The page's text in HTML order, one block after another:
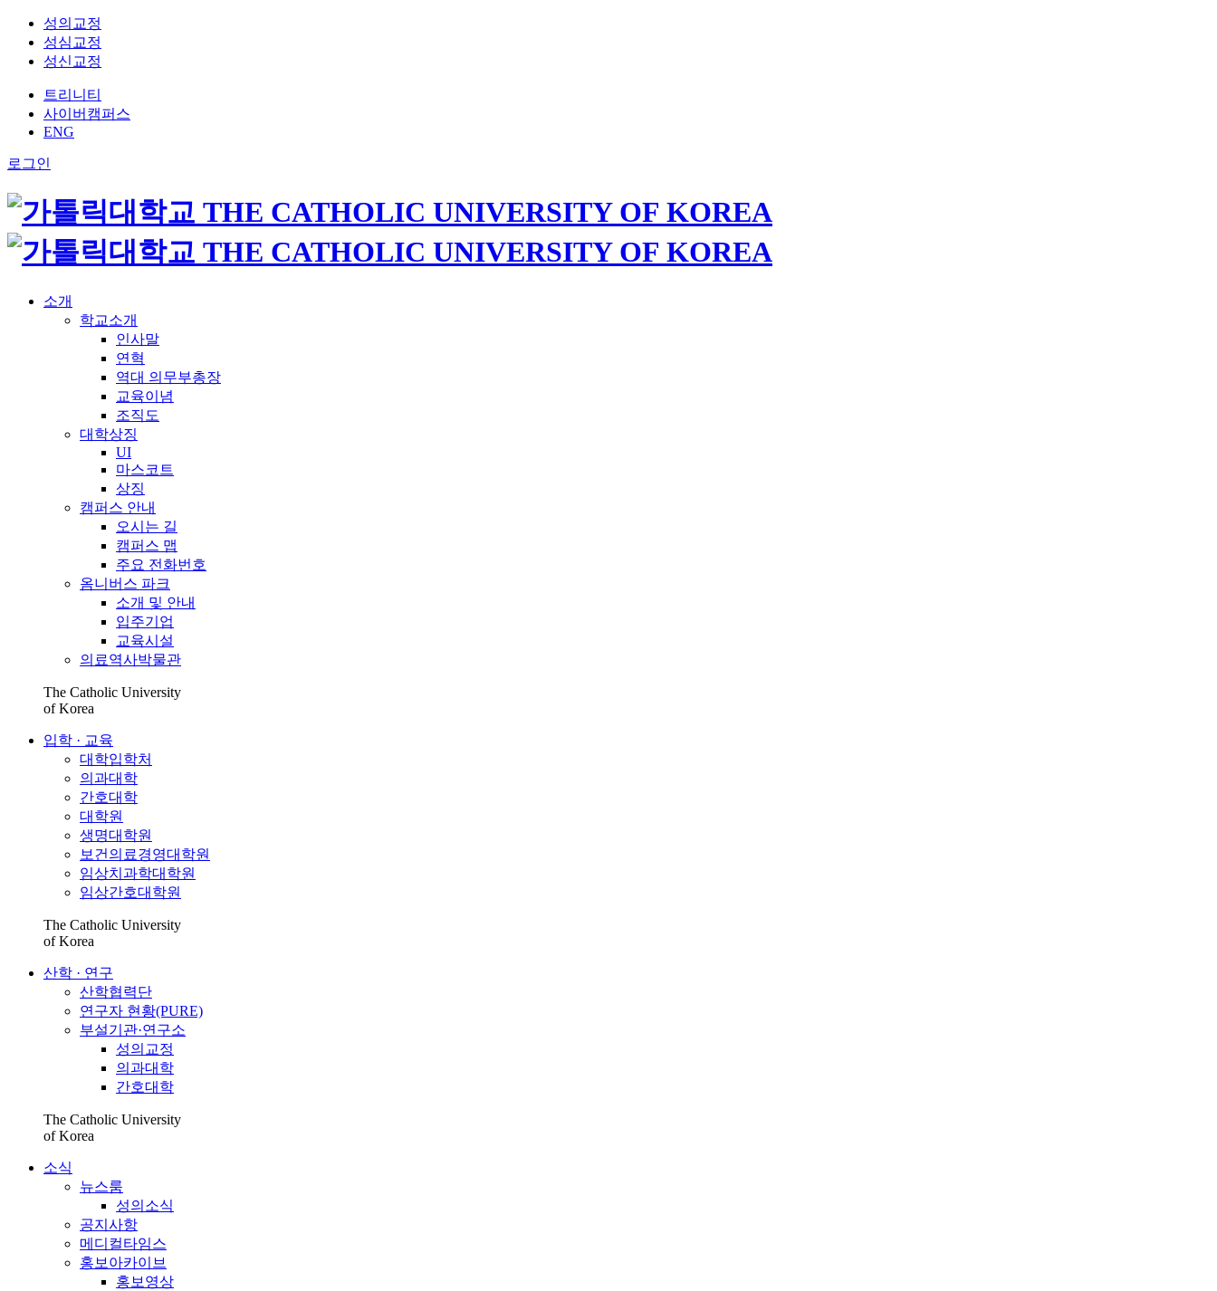
성의교정
성심교정
성신교정
트리니티
사이버캠퍼스
ENG
로그인
소개
학교소개
인사말
연혁
역대 의무부총장
교육이념
조직도
대학상징
UI
마스코트
상징
캠퍼스 안내
오시는 길
캠퍼스 맵
주요 전화번호
옴니버스 파크
소개 및 안내
입주기업
교육시설
의료역사박물관
The Catholic University
of Korea
입학 · 교육
대학입학처
의과대학
간호대학
대학원
생명대학원
보건의료경영대학원
임상치과학대학원
임상간호대학원
The Catholic University
of Korea
산학 · 연구
산학협력단
연구자 현황(PURE)
부설기관·연구소
성의교정
의과대학
간호대학
The Catholic University
of Korea
소식
뉴스룸
성의소식
공지사항
메디컬타임스
홍보아카이브
홍보영상